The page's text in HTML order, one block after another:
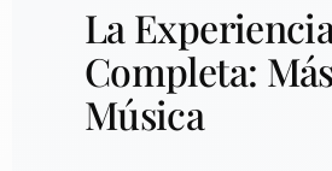
La
Completa:
Música